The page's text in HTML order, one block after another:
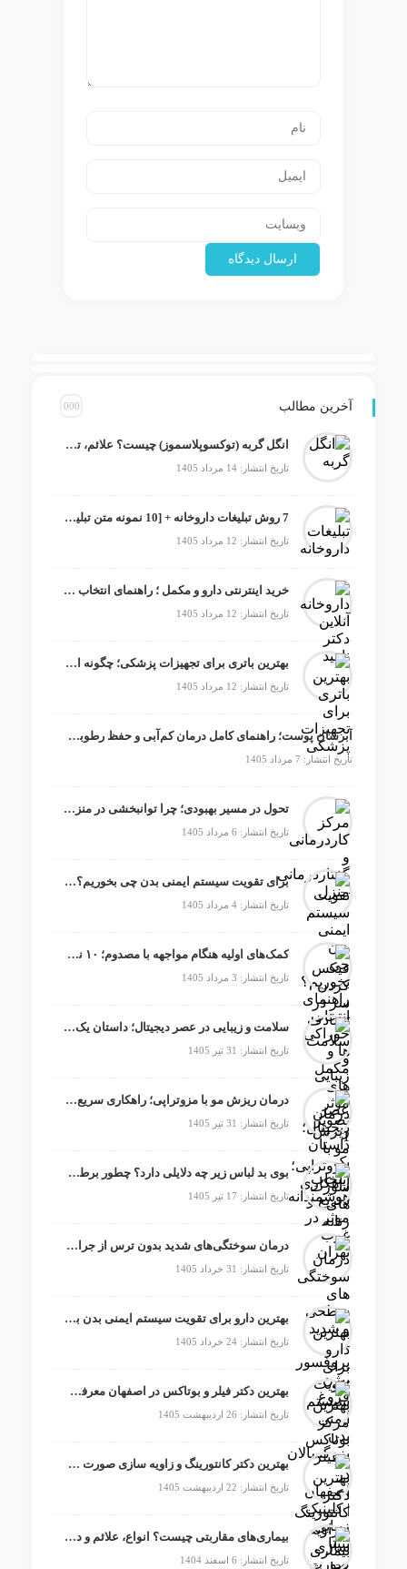
آخرین مطالب
انگل گربه (توکسوپلاسموز) چیست؟ علائم، تشخیص، درمان و ۶ راه‌ پیشگیری
تاریخ انتشار: 14 مرداد 1405
7 روش تبلیغات داروخانه + [10 نمونه متن تبلیغ داروخانه]
تاریخ انتشار: 12 مرداد 1405
خرید اینترنتی دارو و مکمل ؛ راهنمای انتخاب داروخانه آنلاین معتبر
تاریخ انتشار: 12 مرداد 1405
بهترین باتری برای تجهیزات پزشکی؛ چگونه انتخاب درست، امنیت و عملکرد دستگاه را تضمین می‌کند؟
تاریخ انتشار: 12 مرداد 1405
آبرسان پوست؛ راهنمای کامل درمان کم‌آبی و حفظ رطوبت پوست
تاریخ انتشار: 7 مرداد 1405
تحول در مسیر بهبودی؛ چرا توانبخشی در منزل انتخابی هوشمندانه است؟
تاریخ انتشار: 6 مرداد 1405
برای تقویت سیستم ایمنی بدن چی بخوریم؟ راهنمای انتخاب خوراکی‌ها و مکمل‌های موثر
تاریخ انتشار: 4 مرداد 1405
کمک‌های اولیه هنگام مواجهه با مصدوم؛ ۱۰ نکته کلیدی برای نجات‌ مصدوم
تاریخ انتشار: 3 مرداد 1405
سلامت و زیبایی در عصر دیجیتال؛ داستان یک انتخاب هوشمندانه
تاریخ انتشار: 31 تیر 1405
درمان ریزش مو با مزوتراپی؛ راهکاری سریع و موثر در غرب تهران
تاریخ انتشار: 31 تیر 1405
بوی بد لباس زیر چه دلایلی دارد؟ چطور برطرف می شود؟
تاریخ انتشار: 17 تیر 1405
درمان سوختگی‌های شدید بدون ترس از جراحی و پیوند پوست
تاریخ انتشار: 31 خرداد 1405
بهترین دارو برای تقویت سیستم ایمنی بدن بزرگسالان
تاریخ انتشار: 24 خرداد 1405
بهترین دکتر فیلر و بوتاکس در اصفهان معرفی شد!
تاریخ انتشار: 26 اردیبهشت 1405
بهترین دکتر کانتورینگ و زاویه سازی صورت در غرب تهران
تاریخ انتشار: 22 اردیبهشت 1405
بیماری‌های مقاربتی چیست؟ انواع، علائم و درمان آن
تاریخ انتشار: 6 اسفند 1404